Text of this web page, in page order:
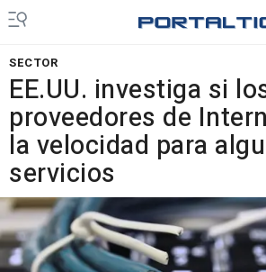
SECTOR
EE.UU. investiga si
proveedores de
la velocidad para
servicios